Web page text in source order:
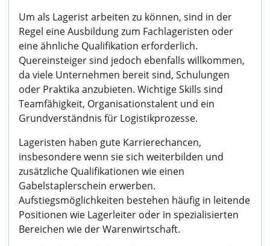
Um als Lagerist arbeiten zu können, sind in der
Regel eine Ausbildung zum Fachlageristen oder
eine ähnliche Qualifikation erforderlich.
Quereinsteiger sind jedoch ebenfalls willkommen,
da viele Unternehmen bereit sind, Schulungen
oder Praktika anzubieten. Wichtige Skills sind
Teamfähigkeit, Organisationstalent und ein
Grundverständnis für Logistikprozesse.
Lageristen haben gute Karrierechancen,
insbesondere wenn sie sich weiterbilden und
zusätzliche Qualifikationen wie einen
Gabelstaplerschein erwerben.
Aufstiegsmöglichkeiten bestehen häufig in leitende
Positionen wie Lagerleiter oder in spezialisierten
Bereichen wie der Warenwirtschaft.